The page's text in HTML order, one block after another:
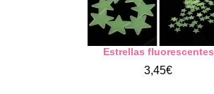
Estrellas fluorescentes
3,45€